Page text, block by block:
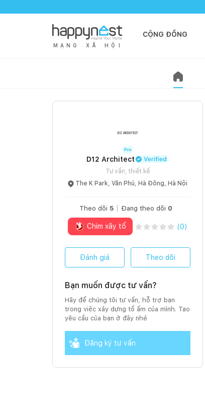
M Ạ N G X Ã H Ộ I
CỘNG ĐỒNG
D12 Architect
Tư vấn, thiết kế
The K Park, Văn Phú, Hà Đông, Hà Nội
Theo dõi 5 Đang theo dõi 0
Chim xây tổ (0)
Đánh giá Theo dõi
Bạn muốn được tư vấn?
Hãy để chúng tôi tư vấn, hỗ trợ bạn
trong việc xây dựng tổ ấm của mình. Tạo
yêu cầu của bạn ở đây nhé
Đăng ký tư vấn